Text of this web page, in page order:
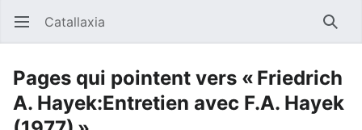
Ouvrir le menu principal Catallaxia
Pages qui pointent vers « Friedrich
A. Hayek:Entretien avec F.A. Hayek